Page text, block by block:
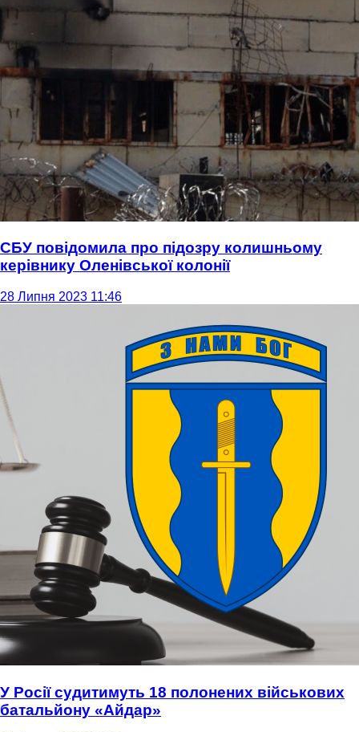
СБУ повідомила про підозру колишньому
керівнику Оленівської колонії
28 Липня 2023 11:46
У Росії судитимуть 18 полонених військових
батальйону «Айдар»